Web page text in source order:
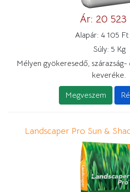
Ár: 20 523
Alapár: 4 105
Súly: 5 Kg
Mélyen gyökeresedő,
keveréke.
Megveszem
Landscaper Pro Sun &